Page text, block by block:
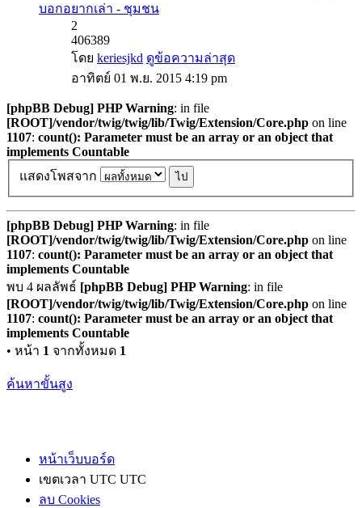
บอกอยากเล่า - ชุมชน
2
406389
โดย keriesjkd ดูข้อความล่าสุด
อาทิตย์ 01 พ.ย. 2015 4:19 pm
[phpBB Debug] PHP Warning: in file
[ROOT]/vendor/twig/twig/lib/Twig/Extension/Core.php on line
1107: count(): Parameter must be an array or an object that
implements Countable
แสดงโพสจาก
[phpBB Debug] PHP Warning: in file
[ROOT]/vendor/twig/twig/lib/Twig/Extension/Core.php on line
1107: count(): Parameter must be an array or an object that
implements Countable
พบ 4 ผลลัพธ์ [phpBB Debug] PHP Warning: in file
[ROOT]/vendor/twig/twig/lib/Twig/Extension/Core.php on line
1107: count(): Parameter must be an array or an object that
implements Countable
• หน้า 1 จากทั้งหมด 1
ค้นหาขั้นสูง
หน้าเว็บบอร์ด
เขตเวลา UTC UTC
ลบ Cookies